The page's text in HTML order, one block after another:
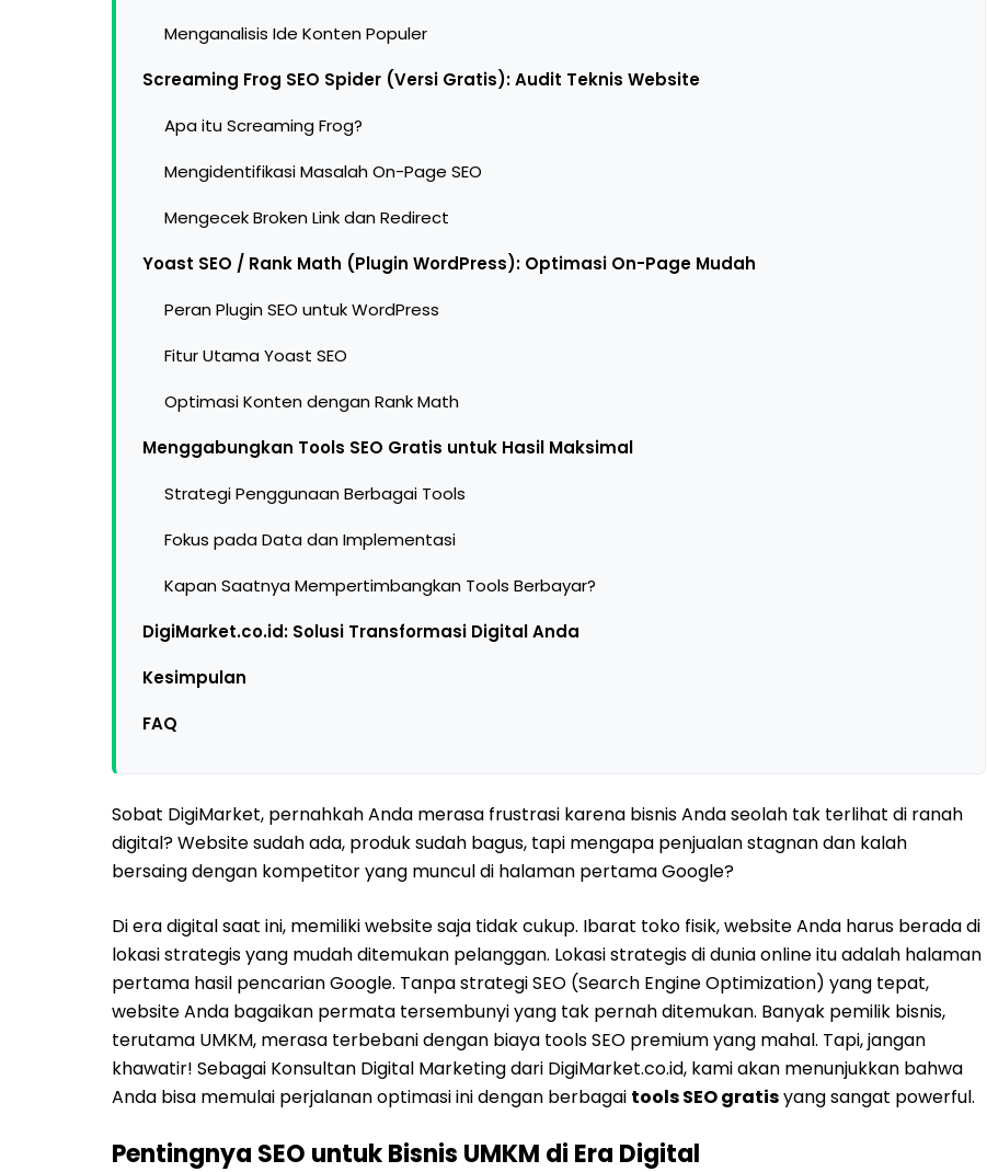
Menganalisis Ide Konten Populer
Screaming Frog SEO Spider (Versi Gratis): Audit Teknis Website
Apa itu Screaming Frog?
Mengidentifikasi Masalah On-Page SEO
Mengecek Broken Link dan Redirect
Yoast SEO / Rank Math (Plugin WordPress): Optimasi On-Page Mudah
Peran Plugin SEO untuk WordPress
Fitur Utama Yoast SEO
Optimasi Konten dengan Rank Math
Menggabungkan Tools SEO Gratis untuk Hasil Maksimal
Strategi Penggunaan Berbagai Tools
Fokus pada Data dan Implementasi
Kapan Saatnya Mempertimbangkan Tools Berbayar?
DigiMarket.co.id: Solusi Transformasi Digital Anda
Kesimpulan
FAQ
Sobat DigiMarket, pernahkah Anda merasa frustrasi karena bisnis Anda seolah tak terlihat di ranah
digital? Website sudah ada, produk sudah bagus, tapi mengapa penjualan stagnan dan kalah
bersaing dengan kompetitor yang muncul di halaman pertama Google?
Di era digital saat ini, memiliki website saja tidak cukup. Ibarat toko fisik, website Anda harus berada di
lokasi strategis yang mudah ditemukan pelanggan. Lokasi strategis di dunia online itu adalah halaman
pertama hasil pencarian Google. Tanpa strategi SEO (Search Engine Optimization) yang tepat,
website Anda bagaikan permata tersembunyi yang tak pernah ditemukan. Banyak pemilik bisnis,
terutama UMKM, merasa terbebani dengan biaya tools SEO premium yang mahal. Tapi, jangan
khawatir! Sebagai Konsultan Digital Marketing dari DigiMarket.co.id, kami akan menunjukkan bahwa
Anda bisa memulai perjalanan optimasi ini dengan berbagai tools SEO gratisyang sangat powerful.
Pentingnya SEO untuk Bisnis UMKM di Era Digital